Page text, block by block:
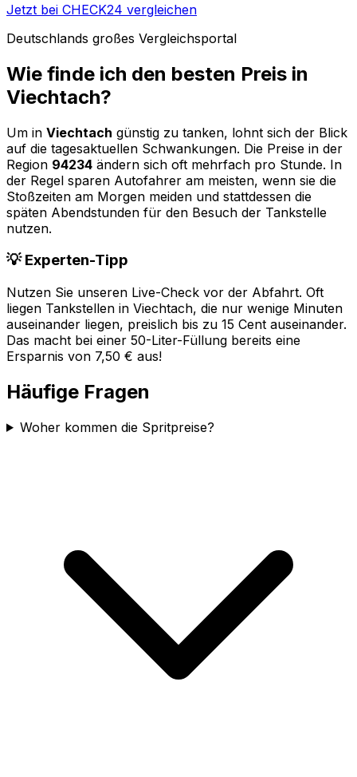
Jetzt bei CHECK24 vergleichen
Deutschlands großes Vergleichsportal
Wie finde ich den besten Preis in
Viechtach?
Um in Viechtach günstig zu tanken, lohnt sich der Blick
auf die tagesaktuellen Schwankungen. Die Preise in der
Region 94234 ändern sich oft mehrfach pro Stunde. In
der Regel sparen Autofahrer am meisten, wenn sie die
Stoßzeiten am Morgen meiden und stattdessen die
späten Abendstunden für den Besuch der Tankstelle
nutzen.
💡 Experten-Tipp
Nutzen Sie unseren Live-Check vor der Abfahrt. Oft
liegen Tankstellen in Viechtach, die nur wenige Minuten
auseinander liegen, preislich bis zu 15 Cent auseinander.
Das macht bei einer 50-Liter-Füllung bereits eine
Ersparnis von 7,50 € aus!
Häufige Fragen
Woher kommen die Spritpreise?